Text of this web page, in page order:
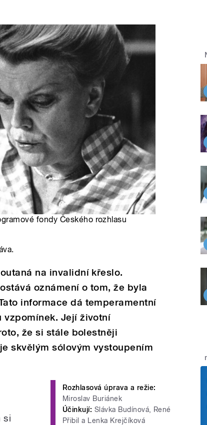
fondy Českého rozhlasu
na invalidní křeslo.
oznámení o tom, že byla
informace dá temperamentní
vzpomínek. Její životní
že si stále bolestněji
skvělým sólovým vystoupením
Rozhlasová úprava a režie:
Miroslav Buriánek
Účinkují: Slávka Budínová, René
Přibil a Lenka Krejčíková
si